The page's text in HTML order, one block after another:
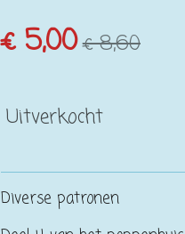
€ 5,00€ 8,60
Uitverkocht
Diverse patronen